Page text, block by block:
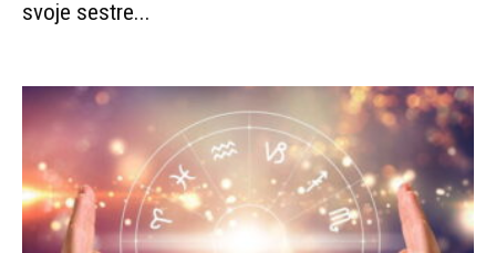
svoje sestre...